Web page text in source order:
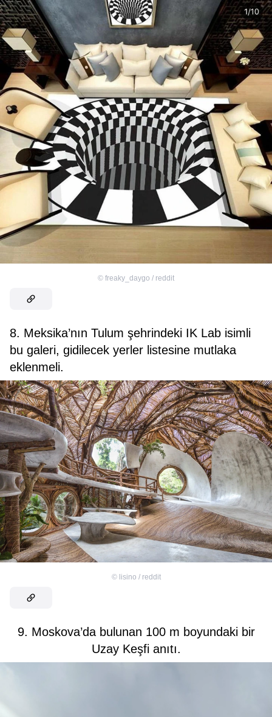
© freaky_daygo / reddit
8. Meksika’nın Tulum şehrindeki IK Lab isimli
bu galeri, gidilecek yerler listesine mutlaka
eklenmeli.
© lisino / reddit
9. Moskova’da bulunan 100 m boyundaki bir
Uzay Keşfi anıtı.